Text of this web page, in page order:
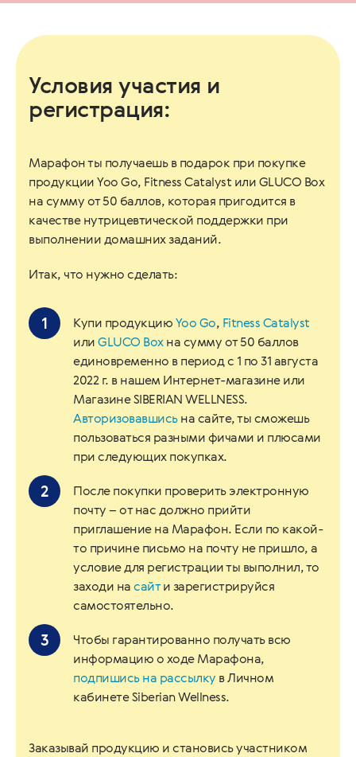
Условия участия и
регистрация:
Марафон ты получаешь в подарок при покупке
продукции Yoo Go, Fitness Catalyst или GLUCO Box
на сумму от 50 баллов, которая пригодится в
качестве нутрицевтической поддержки при
выполнении домашних заданий.
Итак, что нужно сделать:
Купи продукциюYoo Go, Fitness Catalyst
илиGLUCO Boxна сумму от 50 баллов
единовременно в период с 1 по 31 августа
2022 г. в нашем Интернет-магазине или
Магазине SIBERIAN WELLNESS.
Авторизовавшисьна сайте, ты сможешь
пользоваться разными фичами и плюсами
при следующих покупках.
После покупки проверить электронную
почту – от нас должно прийти
приглашение на Марафон. Если по какой-
то причине письмо на почту не пришло, а
условие для регистрации ты выполнил, то
заходи насайти зарегистрируйся
самостоятельно.
Чтобы гарантированно получать всю
информацию о ходе Марафона,
подпишись на рассылку в Личном
кабинете Siberian Wellness.
Заказывай продукцию и становись участником